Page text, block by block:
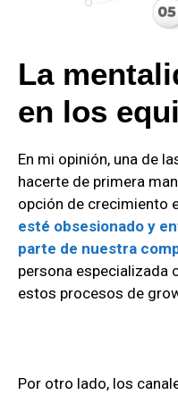
La
en los
En mi opinión, una de
hacerte de primera
opción de crecimiento
esté obsesionado y
parte de nuestra
persona especializada
estos procesos de
Por otro lado, los